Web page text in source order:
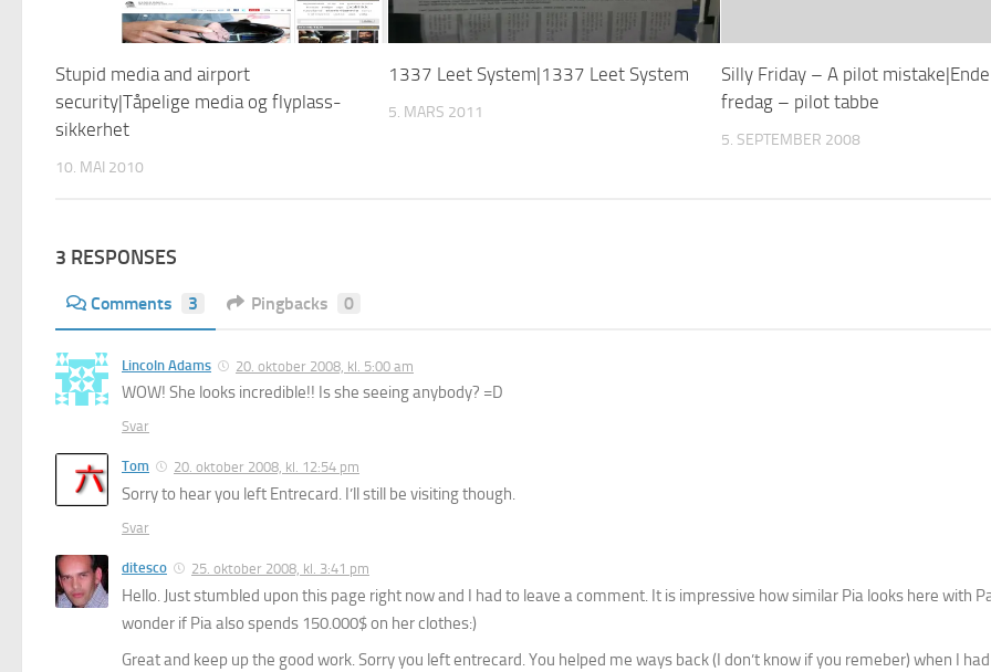
Stupid media and airport
security|Tåpelige media og flyplass-
sikkerhet
10. MAI 2010
1337 Leet System|1337 Leet System
5. MARS 2011
Silly Friday – A pilot
fredag – pilot tabbe
5. SEPTEMBER 2008
3 RESPONSES
Comments 3 Pingbacks 0
Lincoln Adams 20. oktober 2008, kl. 5:00 am
WOW! She looks incredible!! Is she seeing anybody? =D
Svar
Tom 20. oktober 2008, kl. 12:54 pm
Sorry to hear you left Entrecard. I’ll still be visiting though.
Svar
ditesco 25. oktober 2008, kl. 3:41 pm
Hello. Just stumbled upon this page right now and I had to leave a comment. It is impressive how similar Pia looks here with
wonder if Pia also spends 150.000$ on her clothes:)
Great and keep up the good work. Sorry you left entrecard. You helped me ways back (I don’t know if you remeber) when I